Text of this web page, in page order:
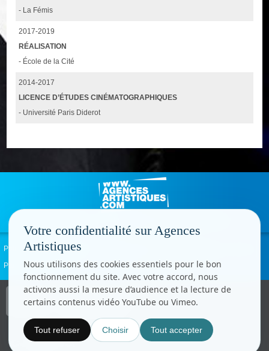
- La Fémis
2017-2019
RÉALISATION
- École de la Cité
2014-2017
LICENCE D’ÉTUDES CINÉMATOGRAPHIQUES
- Université Paris Diderot
Politique de confidentialité
Paramètres cookies
Copyright © CC.Comunication
Tous droits réservés
Votre confidentialité sur Agences
Artistiques
Nous utilisons des cookies essentiels pour le bon
fonctionnement du site. Avec votre accord, nous
activons aussi la mesure d’audience et la lecture de
certains contenus vidéo YouTube ou Vimeo.
Tout refuser Choisir Tout accepter